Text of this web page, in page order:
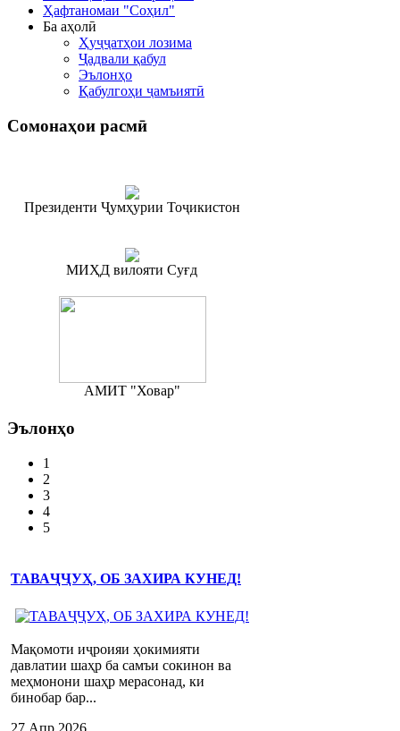
Ҳафтаномаи "Соҳил"
Ба аҳолӣ
Ҳуҷҷатҳои лозима
Ҷадвали қабул
Эълонҳо
Қабулгоҳи ҷамъиятӣ
Сомонаҳои расмӣ
Президенти Ҷумҳурии Тоҷикистон
МИҲД вилояти Суғд
АМИТ "Ховар"
Эълонҳо
1
2
3
4
5
ТАВАҶҶУҲ, ОБ ЗАХИРА КУНЕД!
Мақомоти иҷроияи ҳокимияти
давлатии шаҳр ба самъи сокинон ва
меҳмонони шаҳр мерасонад, ки
бинобар бар...